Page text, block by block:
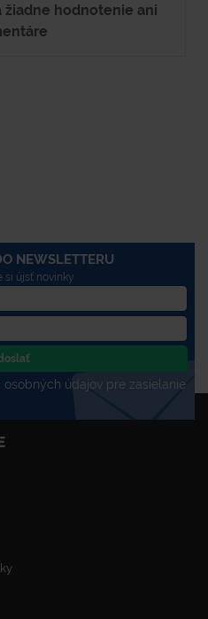
hodnotenie ani
NEWSLETTERU
si újsť novinky
údajov pre zasielanie